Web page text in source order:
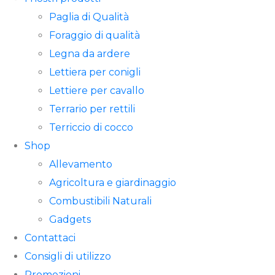
Paglia di Qualità
Foraggio di qualità
Legna da ardere
Lettiera per conigli
Lettiere per cavallo
Terrario per rettili
Terriccio di cocco
Shop
Allevamento
Agricoltura e giardinaggio
Combustibili Naturali
Gadgets
Contattaci
Consigli di utilizzo